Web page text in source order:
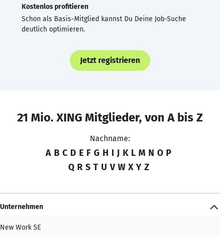
Kostenlos profitieren
Schon als Basis-Mitglied kannst Du Deine Job-Suche
deutlich optimieren.
Jetzt registrieren
21 Mio. XING Mitglieder, von A bis Z
Nachname:
A B C D E F G H I J K L M N O P
Q R S T U V W X Y Z
Unternehmen
New Work SE